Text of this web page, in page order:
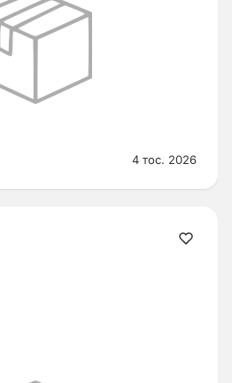
4 тос. 2026